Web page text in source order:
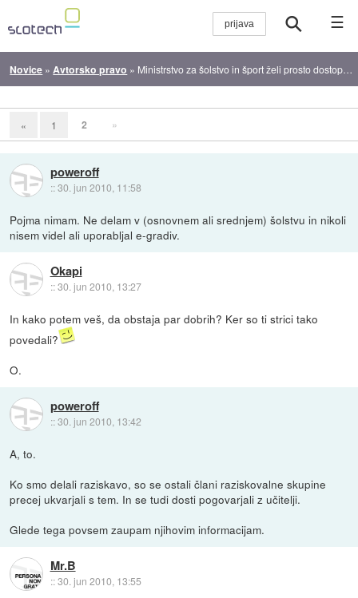
☰
Novice » Avtorsko pravo » Ministrstvo za šolstvo in šport želi prosto dostopne šolske učbenike
« 1 2 »
poweroff
::30. jun 2010, 11:58
Pojma nimam. Ne delam v (osnovnem ali srednjem) šolstvu in nikoli
nisem videl ali uporabljal e-gradiv.
Okapi
::30. jun 2010, 13:27
In kako potem veš, da obstaja par dobrih? Ker so ti strici tako
povedali?
O.
poweroff
::30. jun 2010, 13:42
A, to.
Ko smo delali raziskavo, so se ostali člani raziskovalne skupine
precej ukvarjali s tem. In se tudi dosti pogovarjali z učitelji.
Glede tega povsem zaupam njihovim informacijam.
Mr.B
::30. jun 2010, 13:55